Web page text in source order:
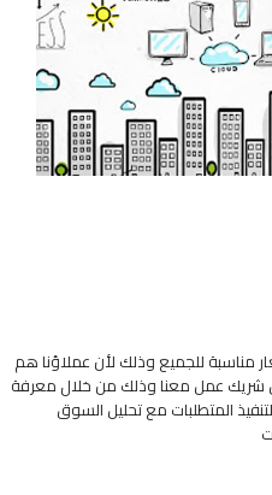
للجميع وذلك لأن عملاؤنا هم
شريك عمل معنا وذلك من خلال معرفة
المتطلبات مع تحليل السوق